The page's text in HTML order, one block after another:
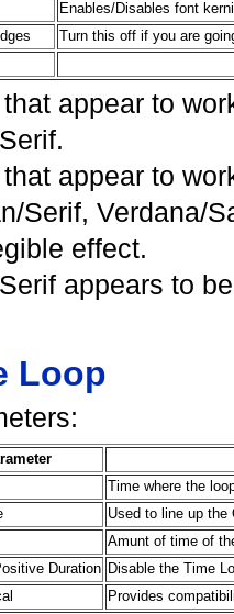
Enables/Disables font
Turn this off if you are
appear to
appear to
Serif, Verdana/
effect.
appears to
Loop
Time where the
Used to line up
Amunt of time of
Duration Disable the Time
Provides